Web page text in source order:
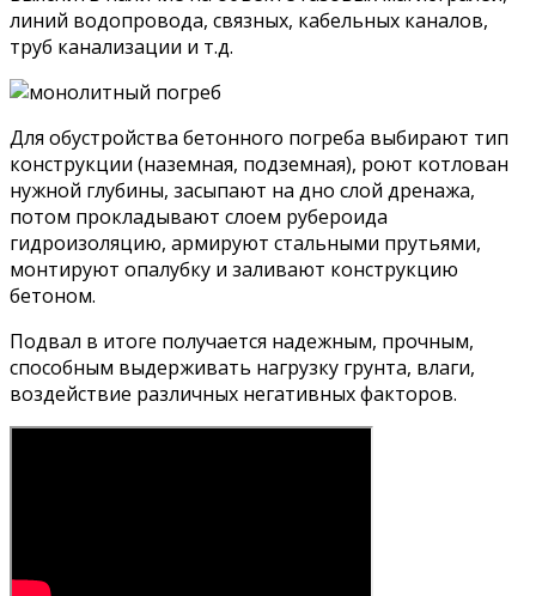
линий водопровода, связных, кабельных каналов,
труб канализации и т.д.
Для обустройства бетонного погреба выбирают тип
конструкции (наземная, подземная), роют котлован
нужной глубины, засыпают на дно слой дренажа,
потом прокладывают слоем рубероида
гидроизоляцию, армируют стальными прутьями,
монтируют опалубку и заливают конструкцию
бетоном.
Подвал в итоге получается надежным, прочным,
способным выдерживать нагрузку грунта, влаги,
воздействие различных негативных факторов.